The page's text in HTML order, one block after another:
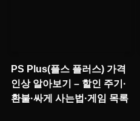
PS Plus(플스 플러스) 가격
인상 알아보기 – 할인 주기·
환불·싸게 사는법·게임 목록